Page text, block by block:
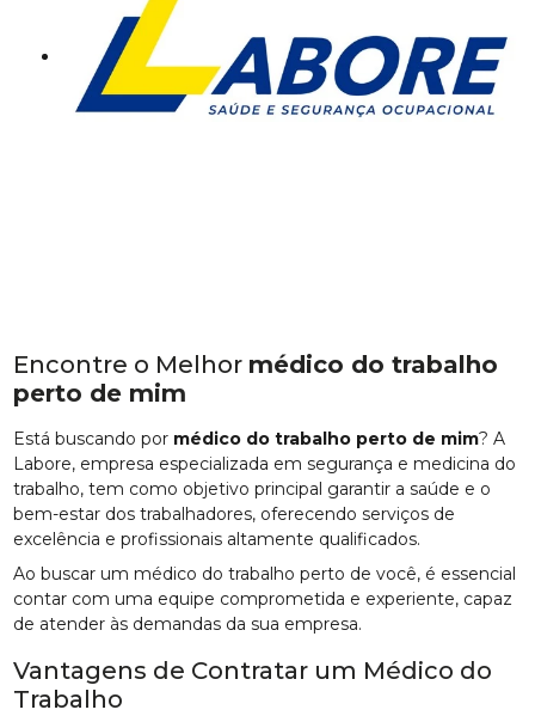
Encontre o Melhor médico do trabalho
perto de mim
Está buscando por médico do trabalho perto de mim? A
Labore, empresa especializada em segurança e medicina do
trabalho, tem como objetivo principal garantir a saúde e o
bem-estar dos trabalhadores, oferecendo serviços de
excelência e profissionais altamente qualificados.
Ao buscar um médico do trabalho perto de você, é essencial
contar com uma equipe comprometida e experiente, capaz
de atender às demandas da sua empresa.
Vantagens de Contratar um Médico do
Trabalho